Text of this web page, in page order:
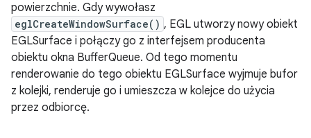
powierzchnie. Gdy wywołasz
eglCreateWindowSurface() , EGL utworzy nowy obiekt
EGLSurface i połączy go z interfejsem producenta
obiektu okna BufferQueue. Od tego momentu
renderowanie do tego obiektu EGLSurface wyjmuje bufor
z kolejki, renderuje go i umieszcza w kolejce do użycia
przez odbiorcę.